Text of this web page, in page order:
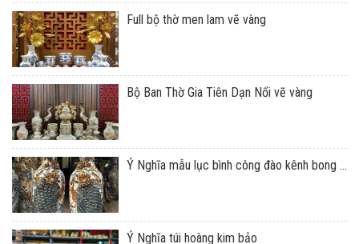
Full bộ thờ men lam vẽ vàng
Bộ Ban Thờ Gia Tiên Dạn Nổi vẽ vàng
Ý Nghĩa mẫu lục bình công đào kênh bong ...
Ý Nghĩa túi hoàng kim bảo